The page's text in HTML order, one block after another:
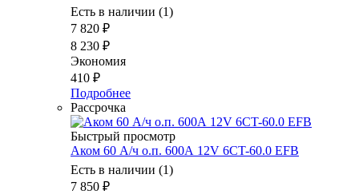
Есть в наличии (1)
7 820 ₽
8 230 ₽
Экономия
410 ₽
Подробнее
Рассрочка
Быстрый просмотр
Аком 60 А/ч о.п. 600А 12V 6CT-60.0 EFB
Есть в наличии (1)
7 850 ₽